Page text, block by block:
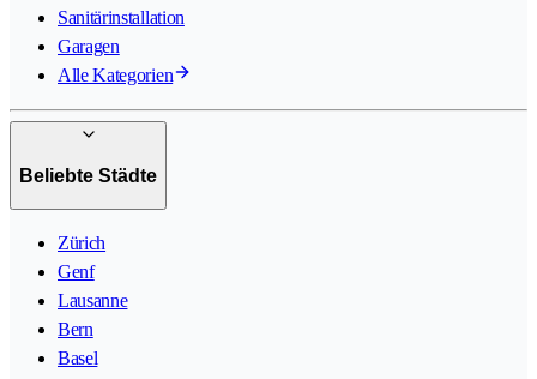
Sanitärinstallation
Garagen
Alle Kategorien
Beliebte Städte
Zürich
Genf
Lausanne
Bern
Basel